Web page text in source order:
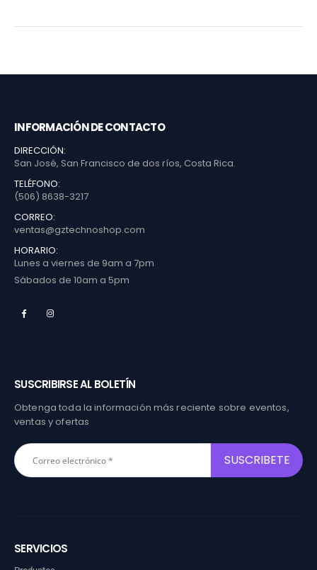
INFORMACIÓN DE CONTACTO
DIRECCIÓN:
San José, San Francisco de dos ríos, Costa Rica.
TELÉFONO:
(506) 8638-3217
CORREO:
ventas@gztechnoshop.com
HORARIO:
Lunes a viernes de 9am a 7pm
Sábados de 10am a 5pm
SUSCRIBIRSE AL BOLETÍN
Obtenga toda la información más reciente sobre eventos,
ventas y ofertas
SERVICIOS